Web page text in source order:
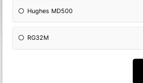
Hughes MD500
RG32M